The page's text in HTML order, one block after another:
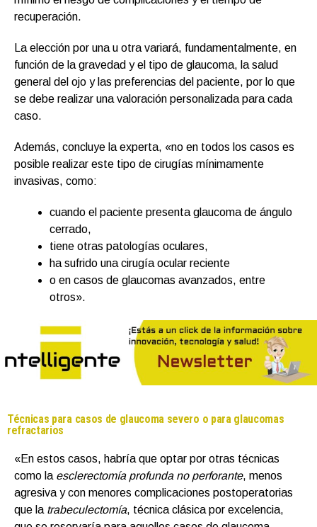
recuperación.
La elección por una u otra variará, fundamentalmente, en
función de la gravedad y el tipo de glaucoma, la salud
general del ojo y las preferencias del paciente, por lo que
se debe realizar una valoración personalizada para cada
caso.
Además, concluye la experta, «no en todos los casos es
posible realizar este tipo de cirugías mínimamente
invasivas, como:
cuando el paciente presenta glaucoma de ángulo
cerrado,
tiene otras patologías oculares,
ha sufrido una cirugía ocular reciente
o en casos de glaucomas avanzados, entre
otros».
Técnicas para casos de glaucoma severo o para glaucomas
refractarios
«En estos casos, habría que optar por otras técnicas
como la esclerectomía profunda no perforante, menos
agresiva y con menores complicaciones postoperatorias
que la trabeculectomía, técnica clásica por excelencia,